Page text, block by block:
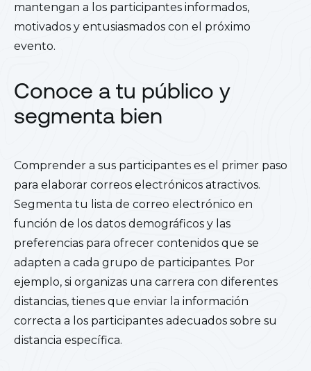
mantengan a los participantes informados,
motivados y entusiasmados con el próximo
evento.
Conoce a tu público y
segmenta bien
Comprender a sus participantes es el primer paso
para elaborar correos electrónicos atractivos.
Segmenta tu lista de correo electrónico en
función de los datos demográficos y las
preferencias para ofrecer contenidos que se
adapten a cada grupo de participantes. Por
ejemplo, si organizas una carrera con diferentes
distancias, tienes que enviar la información
correcta a los participantes adecuados sobre su
distancia específica.